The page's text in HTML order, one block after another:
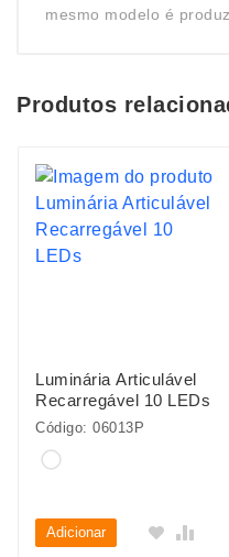
mesmo modelo é
Produtos
Luminária Articulável
Recarregável 10 LEDs
Código: 06013P
Adicionar